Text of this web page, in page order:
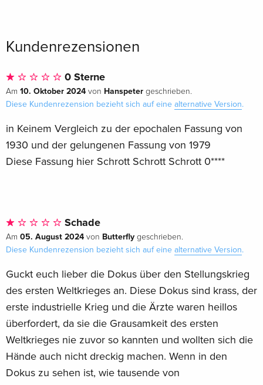
Kundenrezensionen
0 Sterne
Am 10. Oktober 2024 von Hanspeter geschrieben.
Diese Kundenrezension bezieht sich auf eine alternative Version.
in Keinem Vergleich zu der epochalen Fassung von
1930 und der gelungenen Fassung von 1979
Diese Fassung hier Schrott Schrott Schrott 0****
Schade
Am 05. August 2024 von Butterfly geschrieben.
Diese Kundenrezension bezieht sich auf eine alternative Version.
Guckt euch lieber die Dokus über den Stellungskrieg
des ersten Weltkrieges an. Diese Dokus sind krass, der
erste industrielle Krieg und die Ärzte waren heillos
überfordert, da sie die Grausamkeit des ersten
Weltkrieges nie zuvor so kannten und wollten sich die
Hände auch nicht dreckig machen. Wenn in den
Dokus zu sehen ist, wie tausende von